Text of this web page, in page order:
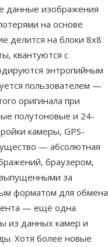
данные изображения
на основе
делится на блоки 8x8
квантуются с
энтропийным
пользователем —
оригинала при
полутоновые и 24-
камеры, GPS-
— абсолютная
браузером,
за
форматом для обмена
— ещё одна
из данных камер и
Хотя более новые